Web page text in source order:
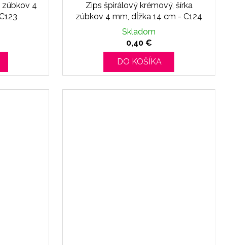
zúbkov 4
Zips špirálový krémový, šírka
zúbkov 4 mm, dĺžka 14 cm - C124
Skladom
0,40 €
DO KOŠÍKA